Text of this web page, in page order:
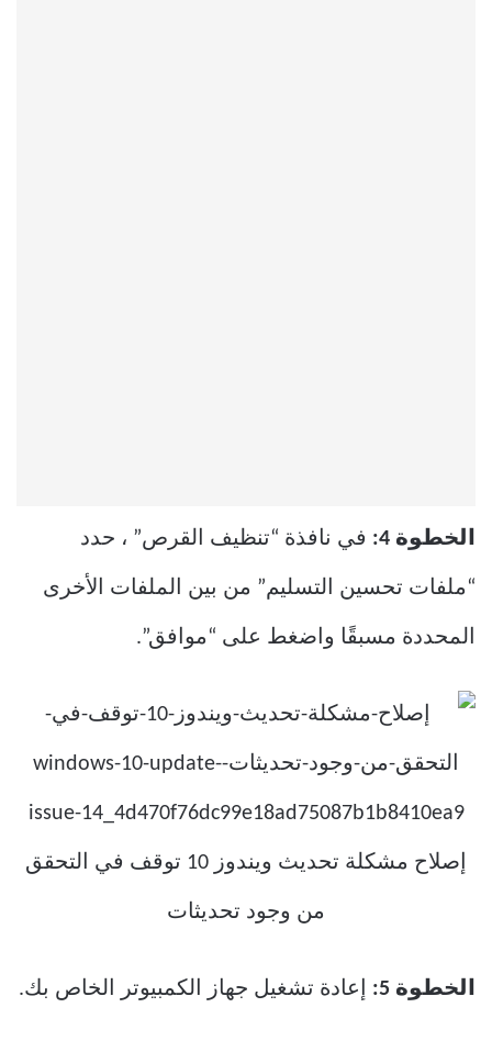
الخطوة 4: في نافذة “تنظيف القرص” ، حدد
“ملفات تحسين التسليم” من بين الملفات الأخرى
المحددة مسبقًا واضغط على “موافق”.
الخطوة 5: إعادة تشغيل جهاز الكمبيوتر الخاص بك.